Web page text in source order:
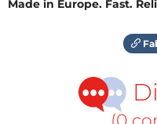
Made in Europe. Fast.